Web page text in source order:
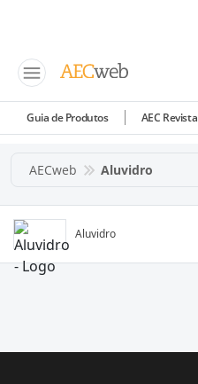
Guia de Produtos AEC Revista
AECweb Aluvidro
Aluvidro